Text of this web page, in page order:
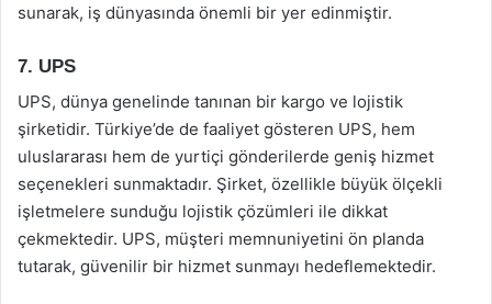
sunarak, iş dünyasında önemli bir yer edinmiştir.
7. UPS
UPS, dünya genelinde tanınan bir kargo ve lojistik
şirketidir. Türkiye’de de faaliyet gösteren UPS, hem
uluslararası hem de yurtiçi gönderilerde geniş hizmet
seçenekleri sunmaktadır. Şirket, özellikle büyük ölçekli
işletmelere sunduğu lojistik çözümleri ile dikkat
çekmektedir. UPS, müşteri memnuniyetini ön planda
tutarak, güvenilir bir hizmet sunmayı hedeflemektedir.